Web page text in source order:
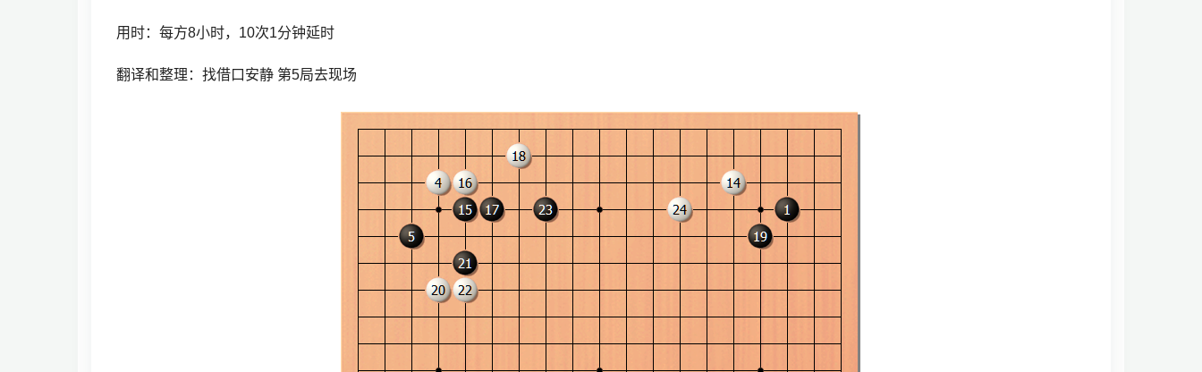
用时：每方8小时，10次1分钟延时
翻译和整理：找借口安静 第5局去现场